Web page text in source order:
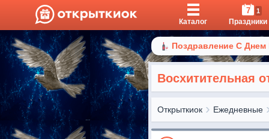
Каталог
7 1
Праздники
Поздравление С
Восхитительная
Открыткиок Ежедневные